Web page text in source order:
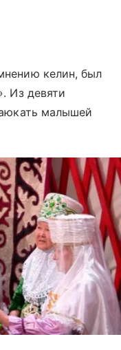
келин, был
Из девяти
малышей